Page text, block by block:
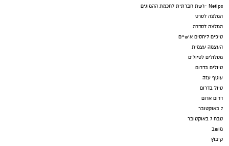
Netips -רשת חברתית לחכמת ההמונים
המלצה לסרט
המלצה לסדרה
טיפים ליחסים אישיים
העצמה עצמית
מסלולים לטיולים
טיולים בדרום
עוטף עזה
טיול בדרום
דרום אדום
7 באוקטובר
טבח 7 באוקטובר
מושב
קיבוץ